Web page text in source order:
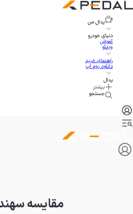
پدال من
دنیای خودرو
آموزش
ویدئو
راهنمای خرید
دانلود زوم اپ
پدال
بیشتر
جستجو
مقایسه